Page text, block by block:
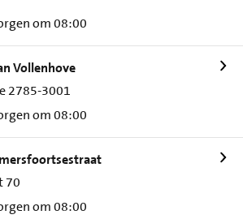
om 08:00
Vollenhove
2785-3001
om 08:00
70
om 08:00